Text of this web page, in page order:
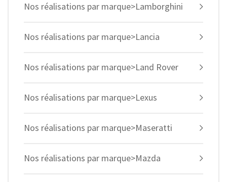
Nos réalisations par marque>Lamborghini
Nos réalisations par marque>Lancia
Nos réalisations par marque>Land Rover
Nos réalisations par marque>Lexus
Nos réalisations par marque>Maseratti
Nos réalisations par marque>Mazda